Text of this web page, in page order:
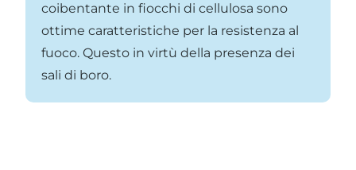
coibentante in fiocchi di cellulosa sono
ottime caratteristiche per la resistenza al
fuoco. Questo in virtù della presenza dei
sali di boro.